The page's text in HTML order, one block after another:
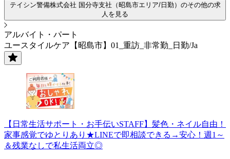
テイシン警備株式会社 国分寺支社（昭島市エリア/日勤）のその他の求
人を見る
アルバイト・パート
ユースタイルケア【昭島市】01_重訪_非常勤_日勤/Ja
【日常生活サポート・お手伝いSTAFF】髪色・ネイル自由！
家事感覚でゆとりあり★LINEで即相談できる→安心！週1～
＆残業なしで私生活両立◎